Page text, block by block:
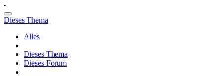
Dieses Thema
Alles
Dieses Thema
Dieses Forum